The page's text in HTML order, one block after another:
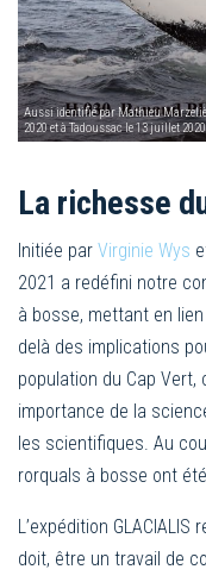
Aussi identifié par Mathieu
2020 et à Tadoussac le 13 juillet
La richesse
Initiée par Virginie Wys
2021 a redéfini notre
à bosse, mettant en
delà des implications
population du Cap
importance de la
les scientifiques. Au
rorquals à bosse ont
L’expédition
doit, être un travail de